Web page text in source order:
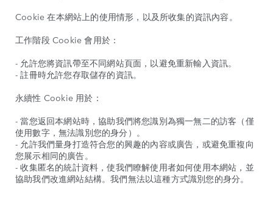
Cookie 在本網站上的使用情形，以及所收集的資訊內容。
工作階段 Cookie 會用於：
- 允許您將資訊帶至不同網站頁面，以避免重新輸入資訊。
- 註冊時允許您存取儲存的資訊。
永續性 Cookie 用於：
- 當您返回本網站時，協助我們將您識別為獨一無二的訪客（僅
使用數字，無法識別您的身分）。
- 允許我們量身打造符合您的興趣的內容或廣告，或避免重複向
您展示相同的廣告。
- 收集匿名的統計資料，使我們瞭解使用者如何使用本網站，並
協助我們改進網站結構。我們無法以這種方式識別您的身分。